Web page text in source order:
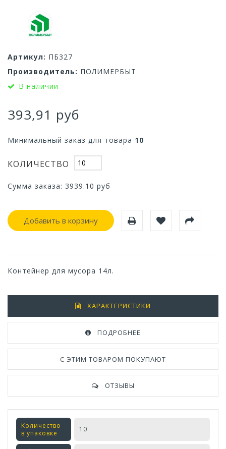
Артикул: ПБ327
Производитель: ПОЛИМЕРБЫТ
В наличии
393,91 руб
Минимальный заказ для товара 10
КОЛИЧЕСТВО
Сумма заказа: 3939.10 руб
Добавить в корзину
Контейнер для мусора 14л.
ХАРАКТЕРИСТИКИ
ПОДРОБНЕЕ
С ЭТИМ ТОВАРОМ ПОКУПАЮТ
ОТЗЫВЫ
Количество
в упаковке
10